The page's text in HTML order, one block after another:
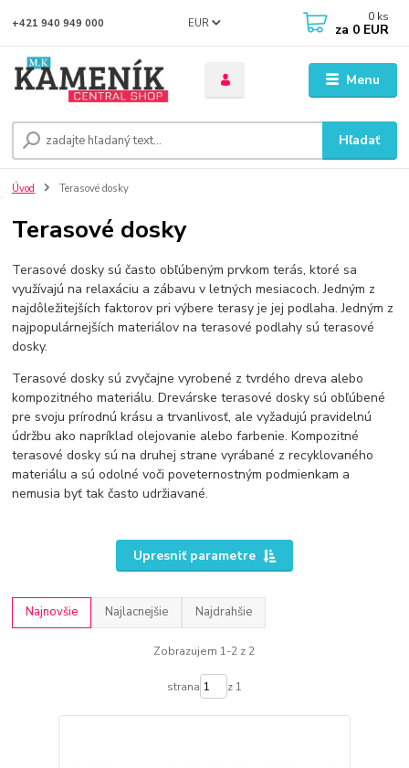
Menu
EUR
Hľadať
+421 940 949 000 0 ks
za 0 EUR
Úvod Terasové dosky
Terasové dosky
Terasové dosky sú často obľúbeným prvkom terás, ktoré sa
využívajú na relaxáciu a zábavu v letných mesiacoch. Jedným z
najdôležitejších faktorov pri výbere terasy je jej podlaha. Jedným z
najpopulárnejších materiálov na terasové podlahy sú terasové
dosky.
Terasové dosky sú zvyčajne vyrobené z tvrdého dreva alebo
kompozitného materiálu. Drevárske terasové dosky sú obľúbené
pre svoju prírodnú krásu a trvanlivosť, ale vyžadujú pravidelnú
údržbu ako napríklad olejovanie alebo farbenie. Kompozitné
terasové dosky sú na druhej strane vyrábané z recyklovaného
materiálu a sú odolné voči poveternostným podmienkam a
nemusia byť tak často udržiavané.
Upresniť parametre
Najnovšie Najlacnejšie Najdrahšie
Zobrazujem 1-2 z 2
strana z 1